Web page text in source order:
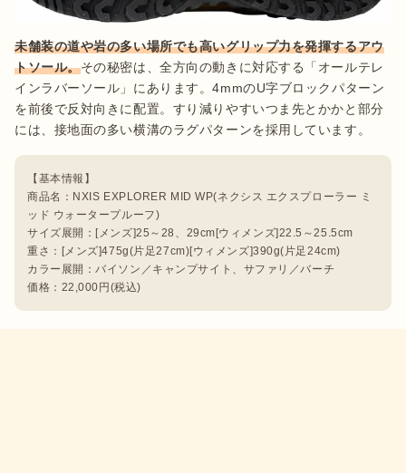
未舗装の道や岩の多い場所でも高いグリップ力を発揮するアウ
トソール。その秘密は、全方向の動きに対応する「オールテレ
インラバーソール」にあります。4mmのU字ブロックパターン
を前後で反対向きに配置。すり減りやすいつま先とかかと部分
には、接地面の多い横溝のラグパターンを採用しています。
【基本情報】
商品名：NXIS EXPLORER MID WP(ネクシス エクスプローラー ミ
ッド ウォータープルーフ)
サイズ展開：[メンズ]25～28、29cm[ウィメンズ]22.5～25.5cm
重さ：[メンズ]475g(片足27cm)[ウィメンズ]390g(片足24cm)
カラー展開：バイソン／キャンプサイト、サファリ／バーチ
価格：22,000円(税込)